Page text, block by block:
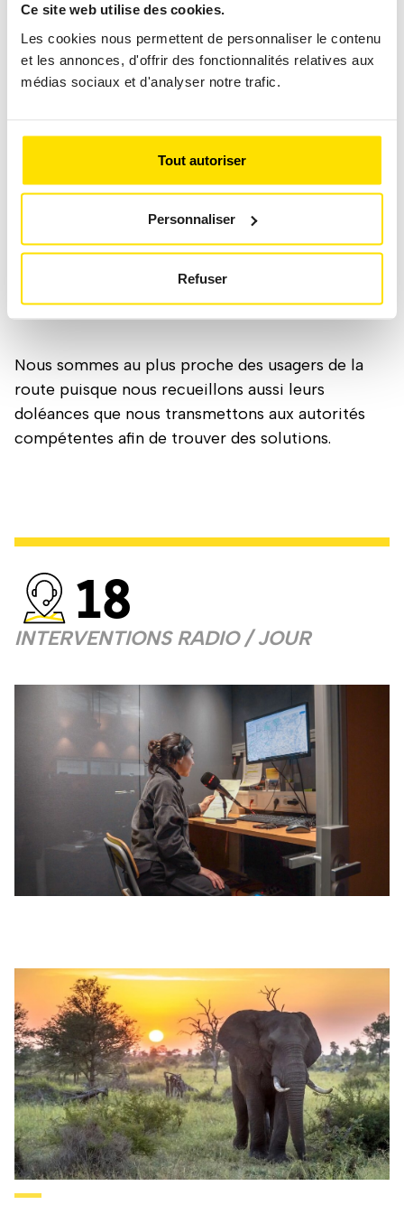
Ce site web utilise des cookies.
Les cookies nous permettent de personnaliser le contenu
et les annonces, d'offrir des fonctionnalités relatives aux
médias sociaux et d'analyser notre trafic.
Tout autoriser
Personnaliser
Refuser
situation du trafic. En collaboration avec les Ponts
& Chaussées, nous opérons depuis le centre CITA
où nous pouvons visualiser en temps réel le
réseau autoroutier sur plus de 1 200 caméras.
En plus de la radio, nous informons les principaux
médias luxembourgeois sur l’évolution de l’état
de la circulation, les chantiers, les routes barrées
ou autres problèmes qui sont diffusés sur
différents sites et applications dont notre site
alimentons également les systèmes de navigation
et diffusons sur les réseaux sociaux.
Nous sommes au plus proche des usagers de la
route puisque nous recueillons aussi leurs
doléances que nous transmettons aux autorités
compétentes afin de trouver des solutions.
18
INTERVENTIONS RADIO / JOUR